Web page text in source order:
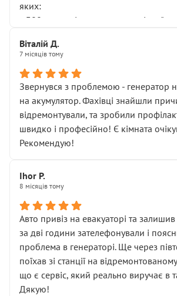
яких:
• 300 грн — діагностика гальмівної
НЕ погоджував
послуга. Тим більше, я був поруч і
діагностики ходової не проводилось.
зауваження гроші за цю “послугу”
лише підтвердило мою правоту.
Але головне — я виїжджаю з боксу, і
залишився таким самим, як і був.
Далі ситуація тільки погіршилась:
• сказали, що тепер “потрібно знімати
• що біля авто стояти вже не можна
• почали озвучувати купу додаткових
чіткого пояснення
( ну все зняли та доробили) дякую!
Окремий момент, який виглядає
мені заявили, що бачок гальмівної
міняти разом із головним гальмівним
Віталій Д.
7 місяців тому
Звернувся з проблемою - генератор
на акумулятор. Фахівці знайшли
відремонтували, та зробили
швидко і професійно! Є кімната
Рекомендую!
Ihor P.
8 місяців тому
Авто привіз на евакуаторі та залишив
за дві години зателефонували і
проблема в генераторі. Ще через
поїхав зі станції на
що є сервіс, який реально виручає в
Дякую!